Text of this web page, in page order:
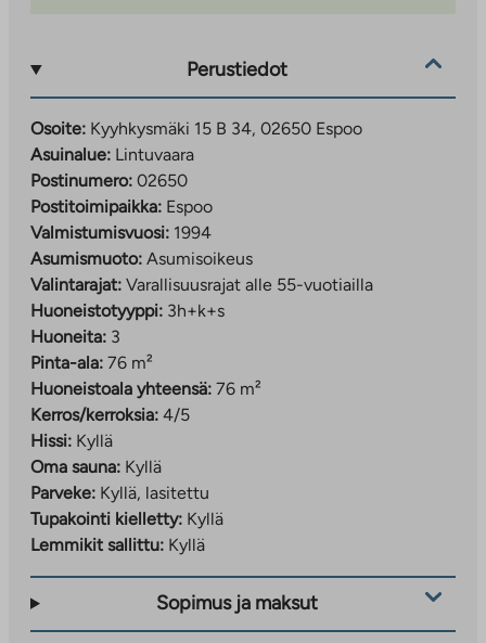
Perustiedot
Osoite: Kyyhkysmäki 15 B 34, 02650 Espoo
Asuinalue: Lintuvaara
Postinumero: 02650
Postitoimipaikka: Espoo
Valmistumisvuosi: 1994
Asumismuoto: Asumisoikeus
Valintarajat: Varallisuusrajat alle 55-vuotiailla
Huoneistotyyppi: 3h+k+s
Huoneita: 3
Pinta-ala: 76 m²
Huoneistoala yhteensä: 76 m²
Kerros/kerroksia: 4/5
Hissi: Kyllä
Oma sauna: Kyllä
Parveke: Kyllä, lasitettu
Tupakointi kielletty: Kyllä
Lemmikit sallittu: Kyllä
Sopimus ja maksut